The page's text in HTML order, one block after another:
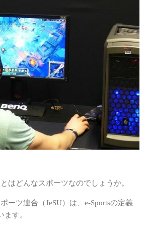
はどんなスポーツなのでしょうか。
ーツ連合 （JeSU）は、e-Sportsの定義
ます。